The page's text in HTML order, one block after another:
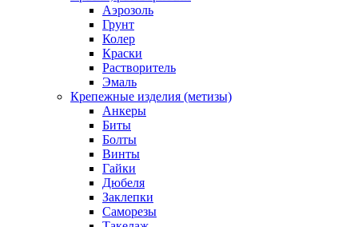
Аэрозоль
Грунт
Колер
Краски
Растворитель
Эмаль
Крепежные изделия (метизы)
Анкеры
Биты
Болты
Винты
Гайки
Дюбеля
Заклепки
Саморезы